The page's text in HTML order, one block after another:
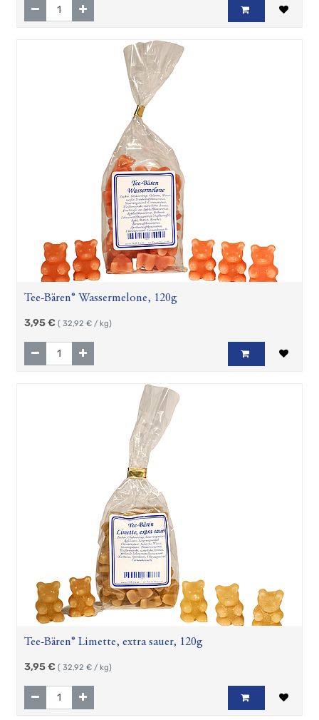
Tee-Bären® Wassermelone, 120g
3,95€ ( 32,92 € / kg)
Tee-Bären® Limette, extra sauer, 120g
3,95€ ( 32,92 € / kg)